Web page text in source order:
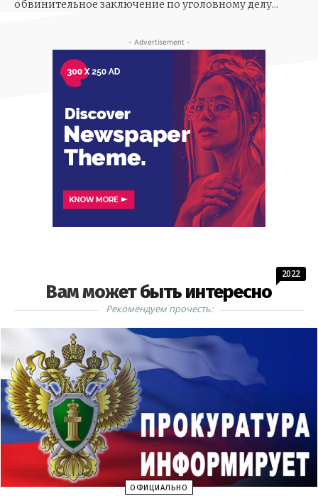
обвинительное заключение по уголовному делу...
- Advertisement -
Вам может быть интересно
2022
Рекомендуем прочесть:
ОФИЦИАЛЬНО